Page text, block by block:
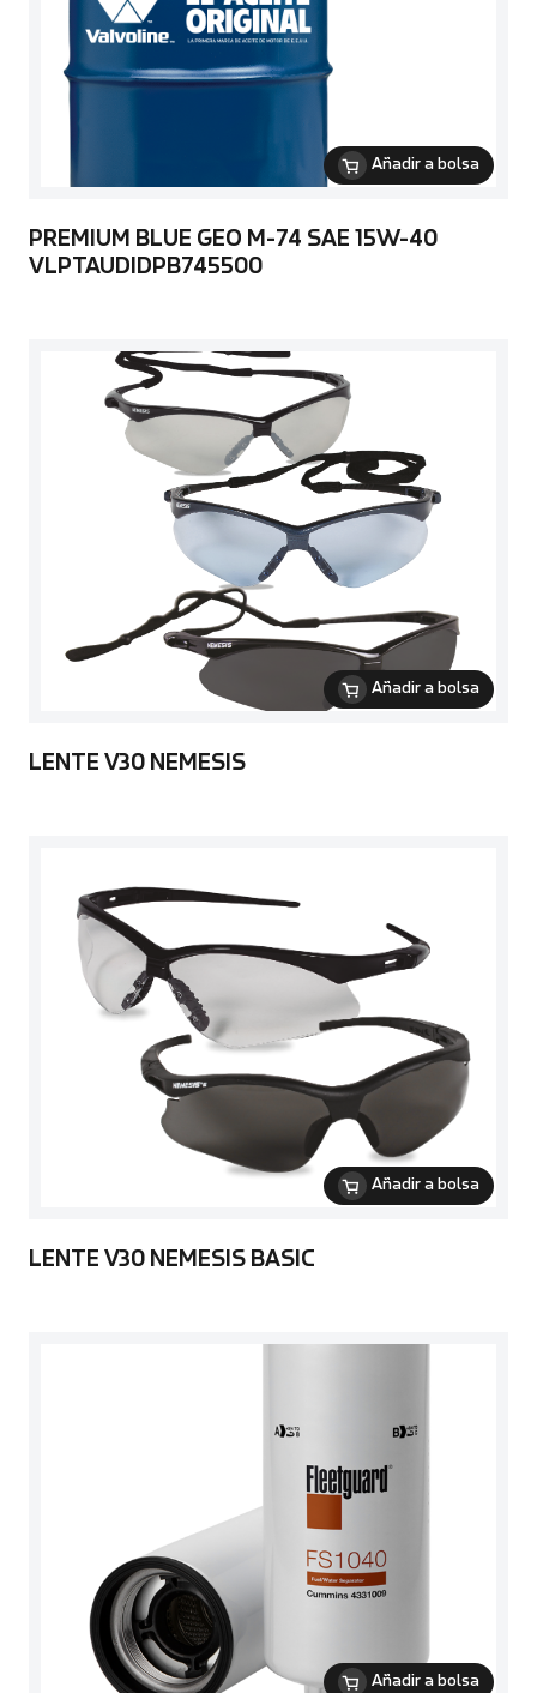
Añadir a bolsa
PREMIUM BLUE GEO M-74 SAE 15W-40
VLPTAUDIDPB745500
Añadir a bolsa
LENTE V30 NEMESIS
Añadir a bolsa
LENTE V30 NEMESIS BASIC
Añadir a bolsa